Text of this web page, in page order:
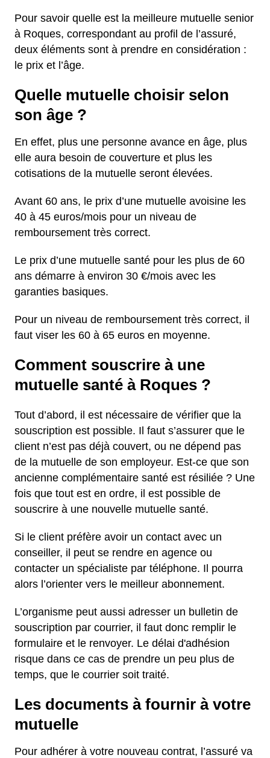
Pour savoir quelle est la meilleure mutuelle senior
à Roques, correspondant au profil de l’assuré,
deux éléments sont à prendre en considération :
le prix et l’âge.
Quelle mutuelle choisir selon
son âge ?
En effet, plus une personne avance en âge, plus
elle aura besoin de couverture et plus les
cotisations de la mutuelle seront élevées.
Avant 60 ans, le prix d’une mutuelle avoisine les
40 à 45 euros/mois pour un niveau de
remboursement très correct.
Le prix d’une mutuelle santé pour les plus de 60
ans démarre à environ 30 €/mois avec les
garanties basiques.
Pour un niveau de remboursement très correct, il
faut viser les 60 à 65 euros en moyenne.
Comment souscrire à une
mutuelle santé à Roques ?
Tout d’abord, il est nécessaire de vérifier que la
souscription est possible. Il faut s’assurer que le
client n’est pas déjà couvert, ou ne dépend pas
de la mutuelle de son employeur. Est-ce que son
ancienne complémentaire santé est résiliée ? Une
fois que tout est en ordre, il est possible de
souscrire à une nouvelle mutuelle santé.
Si le client préfère avoir un contact avec un
conseiller, il peut se rendre en agence ou
contacter un spécialiste par téléphone. Il pourra
alors l’orienter vers le meilleur abonnement.
L’organisme peut aussi adresser un bulletin de
souscription par courrier, il faut donc remplir le
formulaire et le renvoyer. Le délai d'adhésion
risque dans ce cas de prendre un peu plus de
temps, que le courrier soit traité.
Les documents à fournir à votre
mutuelle
Pour adhérer à votre nouveau contrat, l’assuré va